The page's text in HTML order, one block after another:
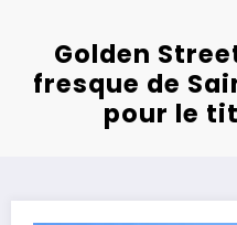
Golden
fresque de
pour le